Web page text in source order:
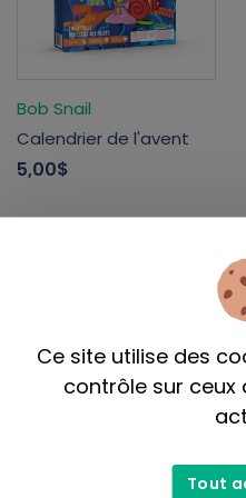
Bob Snail
Calendrier de l'avent
5,00$
Ce site utilise des
contrôle sur ceux
Tout